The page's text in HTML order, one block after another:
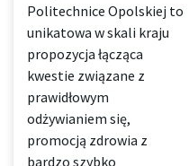
Politechnice Opolskiej to
unikatowa w skali kraju
propozycja łącząca
kwestie związane z
prawidłowym
odżywianiem się,
promocją zdrowia z
bardzo szybko